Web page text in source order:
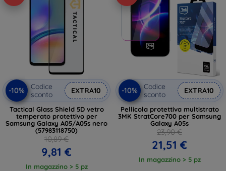
-10%
Codice
sconto
EXTRA10
Tactical Glass Shield 5D vetro
temperato protettivo per
Samsung Galaxy A05/A05s nero
(57983118750)
10,89 €
9,81 €
In magazzino > 5 pz
-10%
Codice
sconto
EXTRA10
Pellicola protettiva multistrato
3MK StratCore700 per Samsung
Galaxy A05s
23,90 €
21,51 €
In magazzino > 5 pz